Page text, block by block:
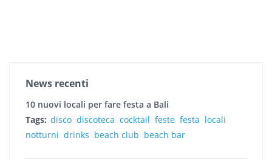
News recenti
10 nuovi locali per fare festa a Bali
Tags: disco discoteca cocktail feste festa locali
notturni drinks beach club beach bar